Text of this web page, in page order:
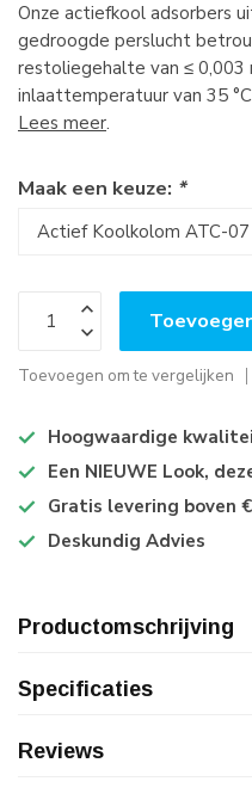
Onze actiefkool adsorbers
gedroogde perslucht
restoliegehalte van ≤ 0,003
inlaattemperatuur van 35
Lees meer.
Maak een keuze: *
Toevoegen om te vergelijken
Hoogwaardige
Een NIEUWE Look,
Gratis levering boven
Deskundig Advies
Productomschrijving
Specificaties
Reviews